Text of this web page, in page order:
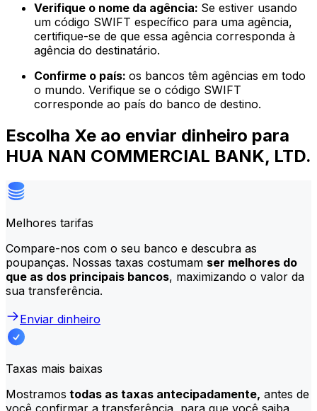
Verifique o nome da agência: Se estiver usando
um código SWIFT específico para uma agência,
certifique-se de que essa agência corresponda à
agência do destinatário.
Confirme o país: os bancos têm agências em todo
o mundo. Verifique se o código SWIFT
corresponde ao país do banco de destino.
Escolha Xe ao enviar dinheiro para
HUA NAN COMMERCIAL BANK, LTD.
Melhores tarifas
Compare-nos com o seu banco e descubra as
poupanças. Nossas taxas costumam ser melhores do
que as dos principais bancos, maximizando o valor da
sua transferência.
Enviar dinheiro
Taxas mais baixas
Mostramos todas as taxas antecipadamente, antes de
você confirmar a transferência, para que você saiba